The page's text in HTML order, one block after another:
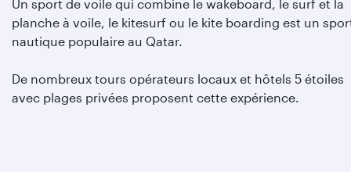
Un sport de voile qui combine le wakeboard, le surf et la
planche à voile, le kitesurf ou le kite boarding est un
nautique populaire au Qatar.
De nombreux tours opérateurs locaux et hôtels 5 étoiles
avec plages privées proposent cette expérience.